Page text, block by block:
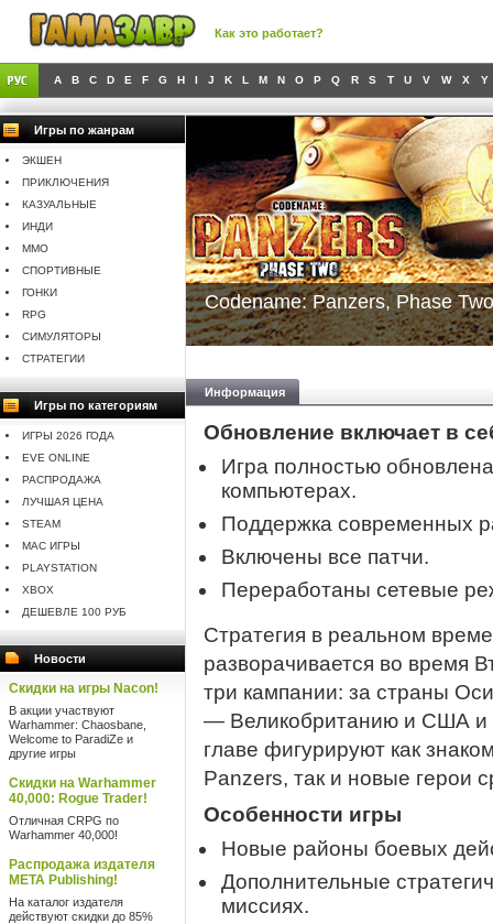
Как это работает?
A B C D E F G H I J K L M N O P Q R S T U V W X Y
Игры по жанрам
ЭКШЕН
ПРИКЛЮЧЕНИЯ
КАЗУАЛЬНЫЕ
ИНДИ
MMO
СПОРТИВНЫЕ
ГОНКИ
RPG
СИМУЛЯТОРЫ
СТРАТЕГИИ
Игры по категориям
ИГРЫ 2026 ГОДА
EVE ONLINE
РАСПРОДАЖА
ЛУЧШАЯ ЦЕНА
STEAM
MAC ИГРЫ
PLAYSTATION
XBOX
ДЕШЕВЛЕ 100 РУБ
Новости
Скидки на игры Nacon!
В акции участвуют
Warhammer: Chaosbane,
Welcome to ParadiZe и
другие игры
Скидки на Warhammer
40,000: Rogue Trader!
Отличная CRPG по
Warhammer 40,000!
Распродажа издателя
META Publishing!
На каталог издателя
действуют скидки до 85%
Codename: Panzers, Phase Two
Информация
Обновление включает в
Игра полностью
компьютерах.
Поддержка современных
Включены все патчи.
Переработаны сетевые
Стратегия в реальном
разворачивается во время
три кампании: за страны
— Великобританию и США и
главе фигурируют как
Panzers, так и новые герои
Особенности игры
Новые районы боевых
Дополнительные
миссиях.